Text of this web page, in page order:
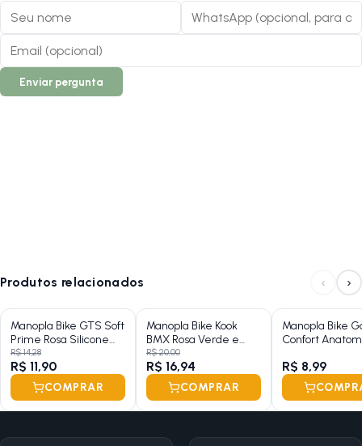
Enviar pergunta
Produtos relacionados ‹ ›
Manopla Bike GTS Soft
Prime Rosa Silicone
130mm
R$ 14,28
R$ 11,90
COMPRAR
Manopla Bike Kook
BMX Rosa Verde e
Amarelo 165mm
R$ 20,00
R$ 16,94
COMPRAR
Manopla Bike
Confort
R$ 8,99